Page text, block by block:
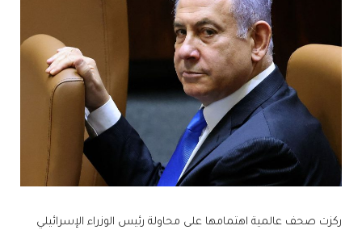
ركزت صحف عالمية اهتمامها على محاولة رئيس الوزراء الإسرائيلي